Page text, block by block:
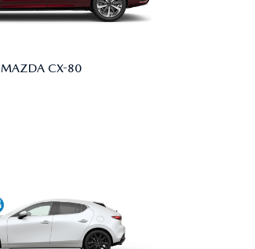
MAZDA CX-80